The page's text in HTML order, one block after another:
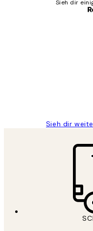
Sieh dir
Sieh dir